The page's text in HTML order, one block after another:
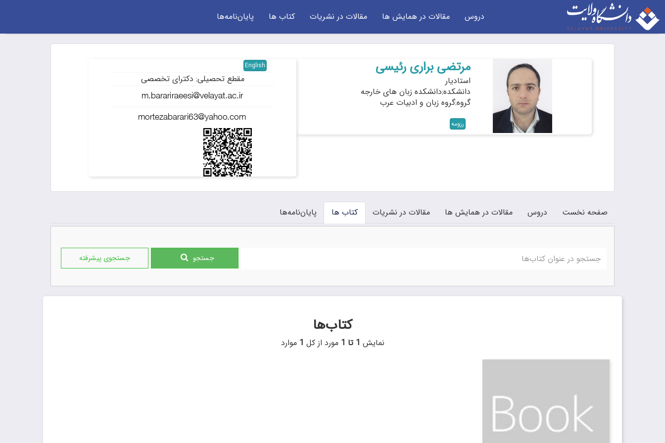
دروس مقالات در همایش ها مقالات در نشریات کتاب ها پایان‌نامه‌ها
مرتضی براری رئیسی
استادیار
دانشکده:دانشکده زبان های خارجه
گروه:گروه زبان و ادبیات عرب
رزومه
English
مقطع تحصیلی: دکترای تخصصی
صفحه نخست دروس مقالات در همایش ها مقالات در نشریات کتاب ها پایان‌نامه‌ها
جستجو جستجوی پیشرفته
کتاب‌ها
نمایش 1 تا 1 مورد از کل 1 موارد